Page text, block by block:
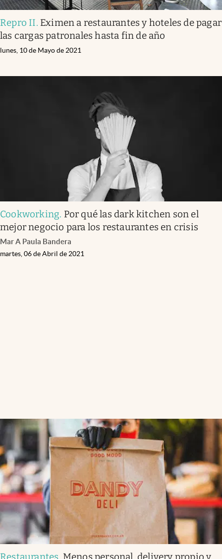
Repro II. Eximen a restaurantes y hoteles de pagar
las cargas patronales hasta fin de año
lunes, 10 de Mayo de 2021
Cookworking. Por qué las dark kitchen son el
mejor negocio para los restaurantes en crisis
Mar A Paula Bandera
martes, 06 de Abril de 2021